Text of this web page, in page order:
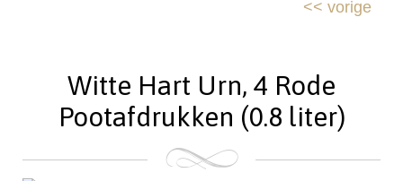
<< vorige
Witte Hart Urn, 4 Rode
Pootafdrukken (0.8 liter)